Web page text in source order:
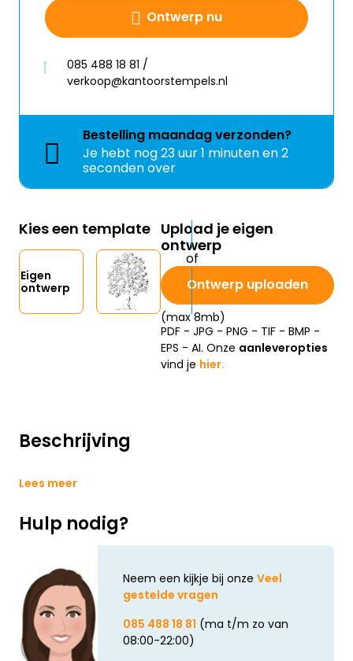
Beschrijving
Lees meer
Hulp nodig?
Neem een kijkje bij onze Veel
gestelde vragen
085 488 18 81 (ma t/m zo van
08:00-22:00)
Ontwerp nu
085 488 18 81 /
verkoop@kantoorstempels.nl
Bestelling maandagverzonden?
Je hebt nog23 uur 1 minuten en 2
seconden over
Kies een template
Eigen
ontwerp
Upload je eigen
ontwerp
Ontwerp uploaden
(max 8mb)
PDF - JPG - PNG - TIF - BMP -
EPS - AI. Onze aanleveropties
vind je hier.